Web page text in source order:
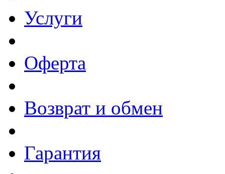
Услуги
Оферта
Возврат и обмен
Гарантия